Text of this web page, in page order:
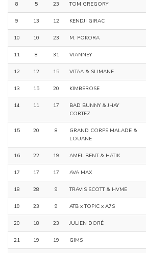
8 5 23 TOM GREGORY
9 13 12 KENDJI GIRAC
10 10 23 M. POKORA
11 8 31 VIANNEY
12 12 15 VITAA & SLIMANE
13 15 20 KIMBEROSE
14 11 17
BAD BUNNY & JHAY
CORTEZ
15 20 8
GRAND CORPS MALADE &
LOUANE
16 22 19 AMEL BENT & HATIK
17 17 17 AVA MAX
18 28 9 TRAVIS SCOTT & HVME
19 23 9 ATB x TOPIC x A7S
20 18 23 JULIEN DORÉ
21 19 19 GIMS